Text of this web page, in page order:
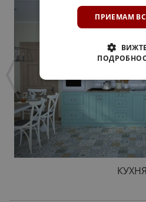
КУХНЯ
ПРИЕМАМ
ВИЖТЕ